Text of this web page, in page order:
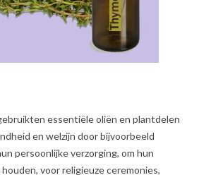
essentiële oliën en plantdelen
en welzijn door bijvoorbeeld
persoonlijke verzorging, om hun
voor religieuze ceremonies,